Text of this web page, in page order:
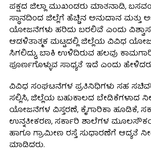
ಪಕ್ಷದ ಜಿಲ್ಲಾ ಮುಖಂಡರು ಮಾತನಾಡಿ,
ಸ್ಥಾನದಿಂದ ಜಿಲ್ಲೆಗೆ ಹೆಚ್ಚಿನ ಅನುದಾನ ಮತ್ತು
ಯೋಜನೆಗಳು ಹರಿದು ಬರಲಿವೆ ಎಂದು ವಿಶ್ವಾಸ
ಆಡಳಿತಾತ್ಮಕ ಮಟ್ಟದಲ್ಲಿ ಜಿಲ್ಲೆಯ ವಿವಿಧ
ಸಿಗಲಿದ್ದು, ಬಾಕಿ ಉಳಿದಿರುವ ಹಲವು
ಪೂರ್ಣಗೊಳ್ಳುವ ಸಾಧ್ಯತೆ ಇದೆ ಎಂದು
ವಿವಿಧ ಸಂಘಟನೆಗಳ ಪ್ರತಿನಿಧಿಗಳು ಸಹ
ಸಲ್ಲಿಸಿ, ಜಿಲ್ಲೆಯ ಬಹುಕಾಲದ ಬೇಡಿಕೆಗಳಾದ
ಯೋಜನೆಗಳ ವಿಸ್ತರಣೆ, ಕೈಗಾರಿಕಾ ಹೂಡಿಕೆ,
ಉನ್ನತೀಕರಣ, ಸರ್ಕಾರಿ ಶಾಲೆಗಳ
ಹಾಗೂ ಗ್ರಾಮೀಣ ರಸ್ತೆ ಸುಧಾರಣೆಗೆ ಆದ್ಯತೆ
ಮಾಡಿದರು.